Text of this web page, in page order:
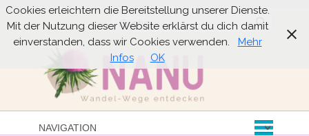
Suche
Cookies erleichtern die Bereitstellung unserer Dienste.
Mit der Nutzung dieser Website erklärst du dich damit
einverstanden, dass wir Cookies verwenden.
Mehr
Infos
OK